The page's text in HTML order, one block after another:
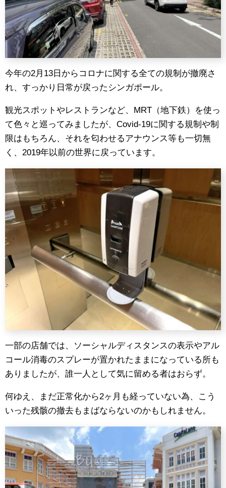
今年の2月13日からコロナに関する全ての規制が撤廃さ
れ、すっかり日常が戻ったシンガポール。
観光スポットやレストランなど、MRT（地下鉄）を使っ
て色々と巡ってみましたが、Covid-19に関する規制や制
限はもちろん、それを匂わせるアナウンス等も一切無
く、2019年以前の世界に戻っています。
一部の店舗では、ソーシャルディスタンスの表示やアル
コール消毒のスプレーが置かれたままになっている所も
ありましたが、誰一人として気に留める者はおらず。
何ゆえ、まだ正常化から2ヶ月も経っていない為、こう
いった残骸の撤去もまばならないのかもしれません。